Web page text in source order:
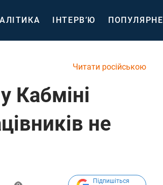
ІНТЕРВ’Ю ПОПУЛЯРНЕ
Читати російською
Кабміні
не
Підпишіться